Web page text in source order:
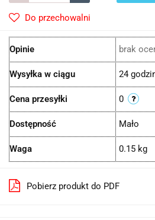
Do przechowalni
Opinie brak
Wysyłka w ciągu 24
Cena przesyłki 0
Dostępność Mało
Waga 0.15 kg
Pobierz produkt do PDF